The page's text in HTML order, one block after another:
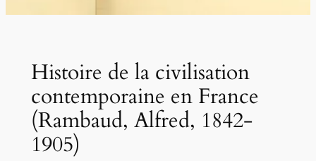
Histoire de la civilisation
contemporaine en France
(Rambaud, Alfred, 1842-
1905)